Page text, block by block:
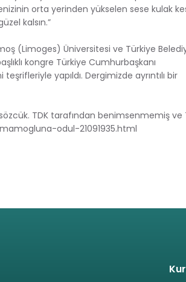
orta yerinden yükselen sese kulak
kalsın.”
(Limoges) Üniversitesi ve Türkiye
kongre Türkiye Cumhurbaşkanı
yapıldı. Dergimizde ayrıntılı bir
TDK tarafından benimsenmemiş
odul-21091935.html